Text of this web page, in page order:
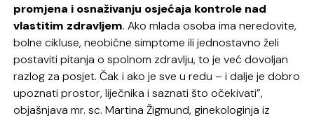
promjena i osnaživanju osjećaja kontrole nad
vlastitim zdravljem. Ako mlada osoba ima neredovite,
bolne cikluse, neobične simptome ili jednostavno želi
postaviti pitanja o spolnom zdravlju, to je već dovoljan
razlog za posjet. Čak i ako je sve u redu – i dalje je dobro
upoznati prostor, liječnika i saznati što očekivati”,
objašnjava mr. sc. Martina Žigmund, ginekologinja iz